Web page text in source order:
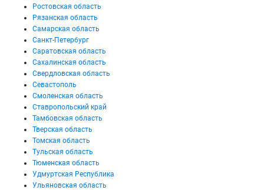
Ростовская область
Рязанская область
Самарская область
Санкт-Петербург
Саратовская область
Сахалинская область
Свердловская область
Севастополь
Смоленская область
Ставропольский край
Тамбовская область
Тверская область
Томская область
Тульская область
Тюменская область
Удмуртская Республика
Ульяновская область